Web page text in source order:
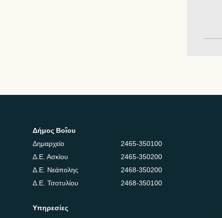
Δήμος Βοΐου
Δημαρχείο
2465-350100
Δ.Ε. Ασκίου
2465-350200
Δ.Ε. Νεάπολης
2468-350200
Δ.Ε. Τσοτυλίου
2468-350100
Υπηρεσίες